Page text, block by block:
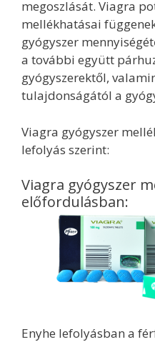
megoszlását. Viagra
mellékhatásai
gyógyszer
a további együtt
gyógyszerektől,
tulajdonságától a
Viagra gyógyszer
lefolyás szerint:
Viagra gyógyszer
előfordulásban:
Enyhe lefolyásban a